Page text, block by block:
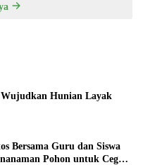
Wujudkan Hunian Layak
Bersama Guru dan Siswa
Pohon untuk Cegah